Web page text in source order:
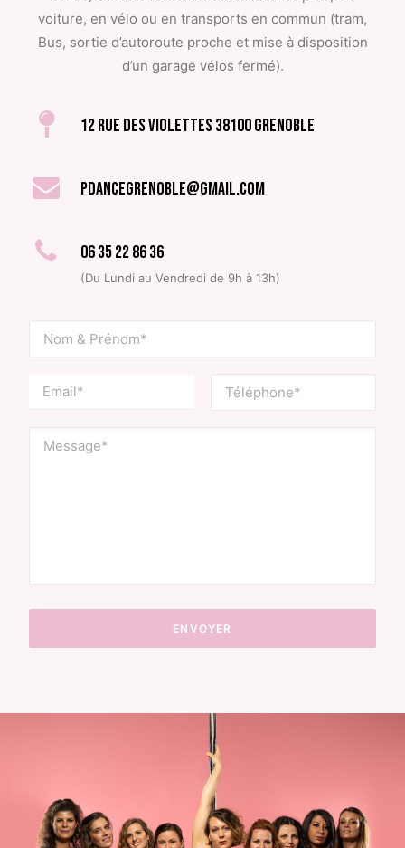
voiture, en vélo ou en transports en commun (tram,
Bus, sortie d’autoroute proche et mise à disposition
d’un garage vélos fermé).
12 rue des Violettes 38100 GRENOBLE
pdancegrenoble@gmail.com
06 35 22 86 36
(Du Lundi au Vendredi de 9h à 13h)